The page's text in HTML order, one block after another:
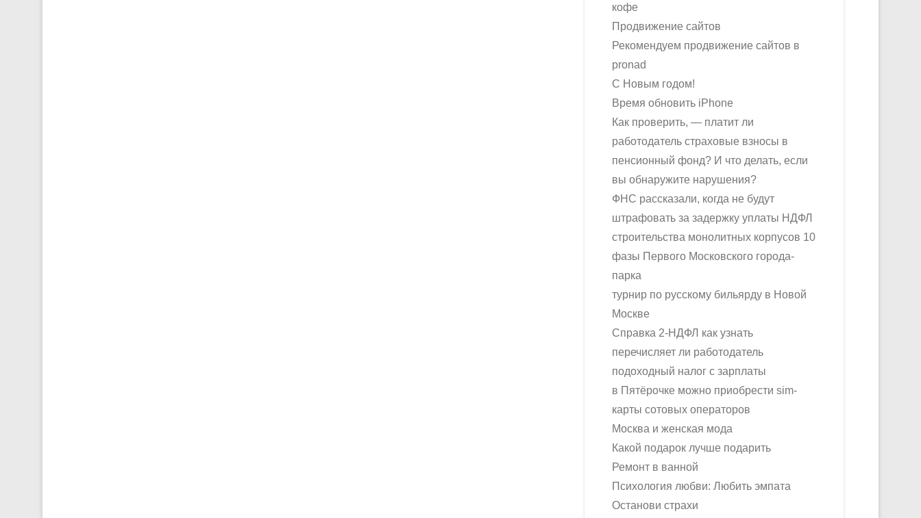
кофе
Продвижение сайтов
Рекомендуем продвижение сайтов в
pronad
С Новым годом!
Время обновить iPhone
Как проверить, — платит ли
работодатель страховые взносы в
пенсионный фонд? И что делать, если
вы обнаружите нарушения?
ФНС рассказали, когда не будут
штрафовать за задержку уплаты НДФЛ
строительства монолитных корпусов 10
фазы Первого Московского города-
парка
турнир по русскому бильярду в Новой
Москве
Справка 2-НДФЛ как узнать
перечисляет ли работодатель
подоходный налог с зарплаты
в Пятёрочке можно приобрести sim-
карты сотовых операторов
Москва и женская мода
Какой подарок лучше подарить
Ремонт в ванной
Психология любви: Любить эмпата
Останови страхи